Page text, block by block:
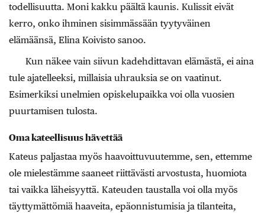
todellisuutta. Moni kakku päältä kaunis. Kulissit eivät
kerro, onko ihminen sisimmässään tyytyväinen
elämäänsä, Elina Koivisto sanoo.
Kun näkee vain siivun kadehdittavan elämästä, ei aina
tule ajatelleeksi, millaisia uhrauksia se on vaatinut.
Esimerkiksi unelmien opiskelupaikka voi olla vuosien
puurtamisen tulosta.
Oma kateellisuus hävettää
Kateus paljastaa myös haavoittuvuutemme, sen, ettemme
ole mielestämme saaneet riittävästi arvostusta, huomiota
tai vaikka läheisyyttä. Kateuden taustalla voi olla myös
täyttymättömiä haaveita, epäonnistumisia ja tilanteita,